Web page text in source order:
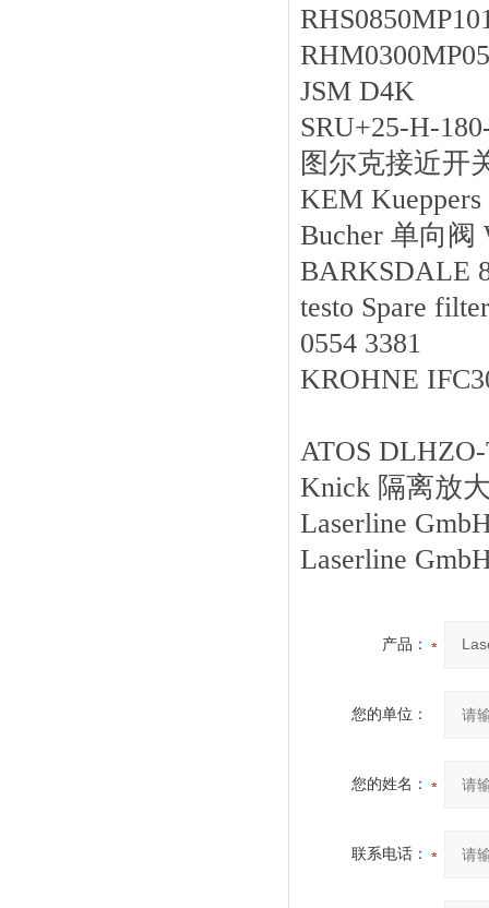
JSM D4K
SRU+25-H-
图尔克接近开
KEM
Bucher 单向
BARKSDALE
testo Spare
0554 3381
KROHNE
ATOS
Knick 隔离放
Laserline
Laserline
产品：
您的单位：
您的姓名：
联系电话：